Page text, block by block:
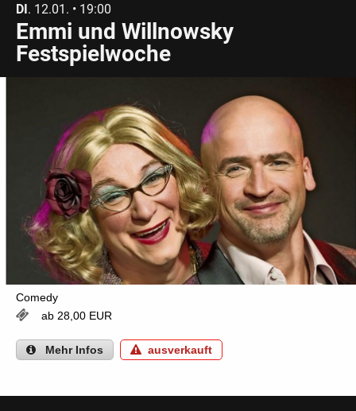
DI. 12.01. • 19:00
Emmi und Willnowsky
Festspielwoche
Comedy
ab 28,00 EUR
Mehr Infos ausverkauft